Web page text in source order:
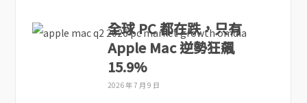
全球 PC 都在跌，只有
Apple Mac 逆勢狂飆
15.9%
2026 年 7 月 9 日